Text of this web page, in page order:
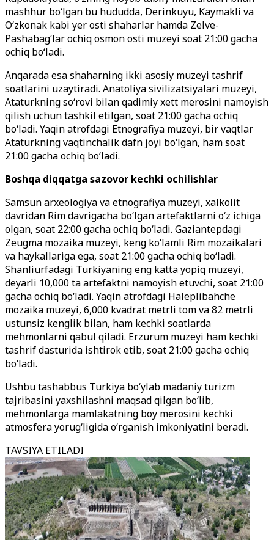
mashhur bo‘lgan bu hududda, Derinkuyu, Kaymakli va
O‘zkonak kabi yer osti shaharlar hamda Zelve-
Pashabag‘lar ochiq osmon osti muzeyi soat 21:00 gacha
ochiq bo‘ladi.
Anqarada esa shaharning ikki asosiy muzeyi tashrif
soatlarini uzaytiradi. Anatoliya sivilizatsiyalari muzeyi,
Ataturkning so‘rovi bilan qadimiy xett merosini namoyish
qilish uchun tashkil etilgan, soat 21:00 gacha ochiq
bo‘ladi. Yaqin atrofdagi Etnografiya muzeyi, bir vaqtlar
Ataturkning vaqtinchalik dafn joyi bo‘lgan, ham soat
21:00 gacha ochiq bo‘ladi.
Boshqa diqqatga sazovor kechki ochilishlar
Samsun arxeologiya va etnografiya muzeyi, xalkolit
davridan Rim davrigacha bo‘lgan artefaktlarni o‘z ichiga
olgan, soat 22:00 gacha ochiq bo‘ladi. Gaziantepdagi
Zeugma mozaika muzeyi, keng ko‘lamli Rim mozaikalari
va haykallariga ega, soat 21:00 gacha ochiq bo‘ladi.
Shanliurfadagi Turkiyaning eng katta yopiq muzeyi,
deyarli 10,000 ta artefaktni namoyish etuvchi, soat 21:00
gacha ochiq bo‘ladi. Yaqin atrofdagi Haleplibahche
mozaika muzeyi, 6,000 kvadrat metrli tom va 82 metrli
ustunsiz kenglik bilan, ham kechki soatlarda
mehmonlarni qabul qiladi. Erzurum muzeyi ham kechki
tashrif dasturida ishtirok etib, soat 21:00 gacha ochiq
bo‘ladi.
Ushbu tashabbus Turkiya bo‘ylab madaniy turizm
tajribasini yaxshilashni maqsad qilgan bo‘lib,
mehmonlarga mamlakatning boy merosini kechki
atmosfera yorug‘ligida o‘rganish imkoniyatini beradi.
TAVSIYA ETILADI